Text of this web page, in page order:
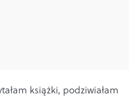
książki, podziwiałam